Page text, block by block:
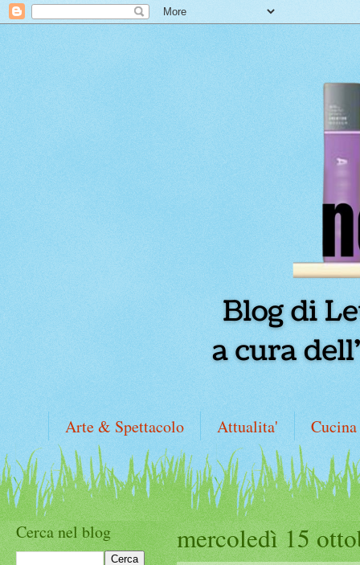
Arte & Spettacolo Attualita' Cucina
mercoledì 15
Cerca nel blog